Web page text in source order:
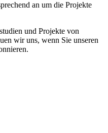
an um die Projekte
und Projekte von
wir uns, wenn Sie unseren